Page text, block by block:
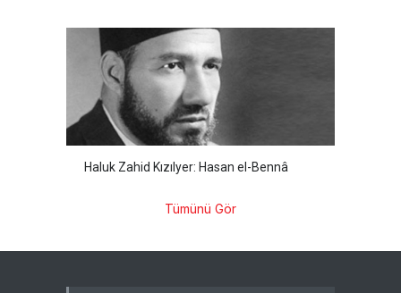
Haluk Zahid Kızılyer: Hasan el-Bennâ
Tümünü Gör